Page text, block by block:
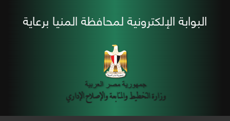
البوابة الإلكترونية لمحافظة المنيا برعاية